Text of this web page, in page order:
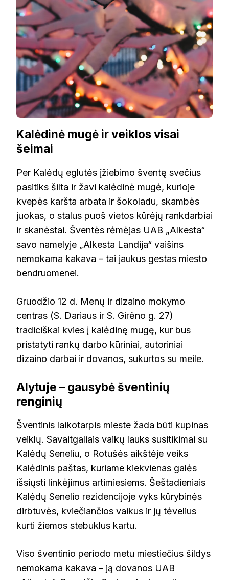
Kalėdinė mugė ir veiklos visai
šeimai
Per Kalėdų eglutės įžiebimo šventę svečius
pasitiks šilta ir žavi kalėdinė mugė, kurioje
kvepės karšta arbata ir šokoladu, skambės
juokas, o stalus puoš vietos kūrėjų rankdarbiai
ir skanėstai. Šventės rėmėjas UAB „Alkesta“
savo namelyje „Alkesta Landija“ vaišins
nemokama kakava – tai jaukus gestas miesto
bendruomenei.
Gruodžio 12 d. Menų ir dizaino mokymo
centras (S. Dariaus ir S. Girėno g. 27)
tradiciškai kvies į kalėdinę mugę, kur bus
pristatyti rankų darbo kūriniai, autoriniai
dizaino darbai ir dovanos, sukurtos su meile.
Alytuje – gausybė šventinių
renginių
Šventinis laikotarpis mieste žada būti kupinas
veiklų. Savaitgaliais vaikų lauks susitikimai su
Kalėdų Seneliu, o Rotušės aikštėje veiks
Kalėdinis paštas, kuriame kiekvienas galės
išsiųsti linkėjimus artimiesiems. Šeštadieniais
Kalėdų Senelio rezidencijoje vyks kūrybinės
dirbtuvės, kviečiančios vaikus ir jų tėvelius
kurti žiemos stebuklus kartu.
Viso šventinio periodo metu miestiečius šildys
nemokama kakava – ją dovanos UAB